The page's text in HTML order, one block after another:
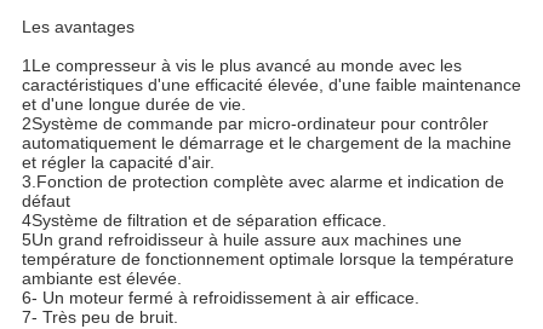
Les avantages
1Le compresseur à vis le plus avancé au monde avec les
caractéristiques d'une efficacité élevée, d'une faible maintenance
et d'une longue durée de vie.
2Système de commande par micro-ordinateur pour contrôler
automatiquement le démarrage et le chargement de la machine
et régler la capacité d'air.
3.Fonction de protection complète avec alarme et indication de
défaut
4Système de filtration et de séparation efficace.
5Un grand refroidisseur à huile assure aux machines une
température de fonctionnement optimale lorsque la température
ambiante est élevée.
6- Un moteur fermé à refroidissement à air efficace.
7- Très peu de bruit.